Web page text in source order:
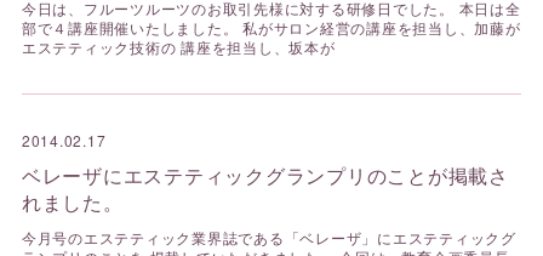
今日は、フルーツルーツのお取引先様に対する研修日でした。 本日は全
部で４講座開催いたしました。 私がサロン経営の講座を担当し、加藤が
エステティック技術の 講座を担当し、坂本が
2014.02.17
ベレーザにエステティックグランプリのことが掲載さ
れました。
今月号のエステティック業界誌である「ベレーザ」にエステティックグ